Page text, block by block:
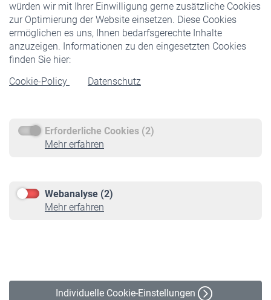
würden wir mit Ihrer Einwilligung gerne zusätzliche Cookies
zur Optimierung der Website einsetzen. Diese Cookies
ermöglichen es uns, Ihnen bedarfsgerechte Inhalte
anzuzeigen. Informationen zu den eingesetzten Cookies
finden Sie hier:
Cookie-Policy
Datenschutz
Erforderliche Cookies (2)
Mehr erfahren
Webanalyse (2)
Mehr erfahren
Individuelle Cookie-Einstellungen
Veranstaltungen
Rentner
Rentenbeginn
Rente beantragen
Service
Informationen
Online-Rechner
VBLnewsletter
Erklärung zur Barrierefreiheit